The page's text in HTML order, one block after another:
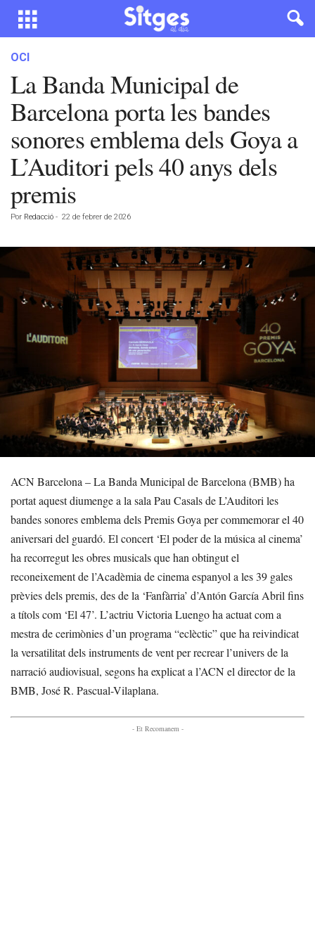
OCI
La Banda Municipal de
Barcelona porta les bandes
sonores emblema dels Goya a
L’Auditori pels 40 anys dels
premis
Por Redacció - 22 de febrer de 2026
ACN Barcelona – La Banda Municipal de Barcelona (BMB) ha
portat aquest diumenge a la sala Pau Casals de L’Auditori les
bandes sonores emblema dels Premis Goya per commemorar el 40
aniversari del guardó. El concert ‘El poder de la música al cinema’
ha recorregut les obres musicals que han obtingut el
reconeixement de l’Acadèmia de cinema espanyol a les 39 gales
prèvies dels premis, des de la ‘Fanfàrria’ d’Antón García Abril fins
a títols com ‘El 47’. L’actriu Victoria Luengo ha actuat com a
mestra de cerimònies d’un programa “eclèctic” que ha reivindicat
la versatilitat dels instruments de vent per recrear l’univers de la
narració audiovisual, segons ha explicat a l’ACN el director de la
BMB, José R. Pascual-Vilaplana.
- Et Recomanem -